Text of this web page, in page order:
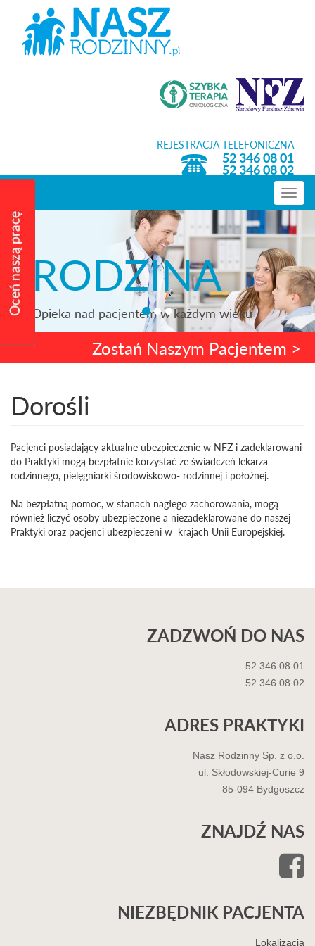
REJESTRACJA TELEFONICZNA
52 346 08 01
52 346 08 02
Toggle
RODZINA
Opieka nad pacjentem w każdym wieku
Zostań Naszym Pacjentem >
Dorośli
Pacjenci posiadający aktualne ubezpieczenie w NFZ i zadeklarowani
do Praktyki mogą bezpłatnie korzystać ze świadczeń lekarza
rodzinnego, pielęgniarki środowiskowo- rodzinnej i położnej.
Na bezpłatną pomoc, w stanach nagłego zachorowania, mogą
również liczyć osoby ubezpieczone a niezadeklarowane do naszej
Praktyki oraz pacjenci ubezpieczeni w krajach Unii Europejskiej.
ZADZWOŃ DO NAS
52 346 08 01
52 346 08 02
ADRES PRAKTYKI
Nasz Rodzinny Sp. z o.o.
ul. Skłodowskiej-Curie 9
85-094 Bydgoszcz
ZNAJDŹ NAS
NIEZBĘDNIK PACJENTA
Lokalizacja